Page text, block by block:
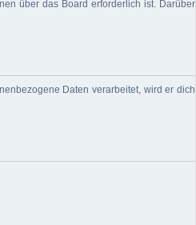
über das Board erforderlich ist. Darüber
Daten verarbeitet, wird er dich